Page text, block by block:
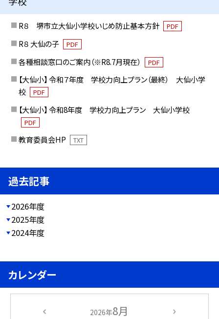
R８ 堺市立大仙小学校いじめ防止基本方針 PDF
R８ 大仙の子 PDF
各種相談窓口のご案内（※R8.7月現在） PDF
【大仙小】 令和７年度 学校力向上プラン（最終） 大仙小学
校
PDF
【大仙小】 令和8年度 学校力向上プラン 大仙小学校
PDF
教育委員会HP TXT
過去記事
2026年度
2025年度
2024年度
カレンダー
2026年8月